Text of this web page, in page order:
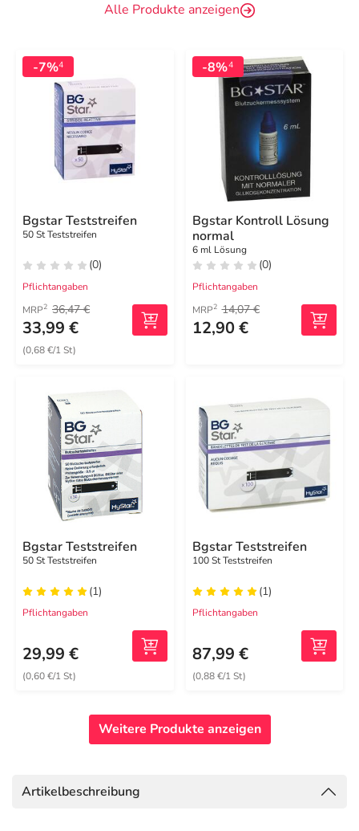
Alle Produkte anzeigen
-7%4
Bgstar Teststreifen
50 St Teststreifen
(0)
Pflichtangaben
MRP2 36,47 €
33,99 €
(0,68 €/1 St)
-8%4
Bgstar Kontroll Lösung
normal
6 ml Lösung
(0)
Pflichtangaben
MRP2 14,07 €
12,90 €
Bgstar Teststreifen
50 St Teststreifen
(1)
Pflichtangaben
29,99 €
(0,60 €/1 St)
Bgstar Teststreifen
100 St Teststreifen
(1)
Pflichtangaben
87,99 €
(0,88 €/1 St)
Weitere Produkte anzeigen
Artikelbeschreibung